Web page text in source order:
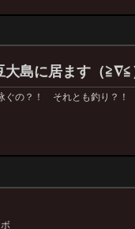
大島に居ます（≧∇≦
ぐの？！ それとも釣り？